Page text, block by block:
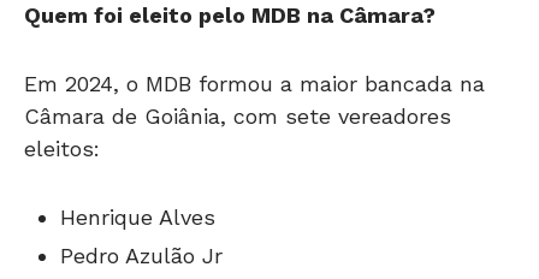
Quem foi eleito pelo MDB na Câmara?
Em 2024, o MDB formou a maior bancada na
Câmara de Goiânia, com sete vereadores
eleitos:
Henrique Alves
Pedro Azulão Jr